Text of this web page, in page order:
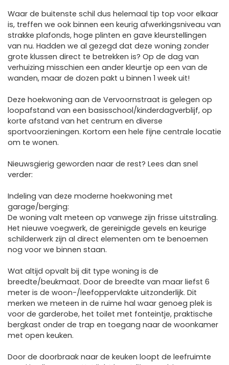
Waar de buitenste schil dus helemaal tip top voor elkaar
is, treffen we ook binnen een keurig afwerkingsniveau van
strakke plafonds, hoge plinten en gave kleurstellingen
van nu. Hadden we al gezegd dat deze woning zonder
grote klussen direct te betrekken is? Op de dag van
verhuizing misschien een ander kleurtje op een van de
wanden, maar de dozen pakt u binnen 1 week uit!
Deze hoekwoning aan de Vervoornstraat is gelegen op
loopafstand van een basisschool/kinderdagverblijf, op
korte afstand van het centrum en diverse
sportvoorzieningen. Kortom een hele fijne centrale locatie
om te wonen.
Nieuwsgierig geworden naar de rest? Lees dan snel
verder:
Indeling van deze moderne hoekwoning met
garage/berging:
De woning valt meteen op vanwege zijn frisse uitstraling.
Het nieuwe voegwerk, de gereinigde gevels en keurige
schilderwerk zijn al direct elementen om te benoemen
nog voor we binnen staan.
Wat altijd opvalt bij dit type woning is de
breedte/beukmaat. Door de breedte van maar liefst 6
meter is de woon-/leefoppervlakte uitzonderlijk. Dit
merken we meteen in de ruime hal waar genoeg plek is
voor de garderobe, het toilet met fonteintje, praktische
bergkast onder de trap en toegang naar de woonkamer
met open keuken.
Door de doorbraak naar de keuken loopt de leefruimte